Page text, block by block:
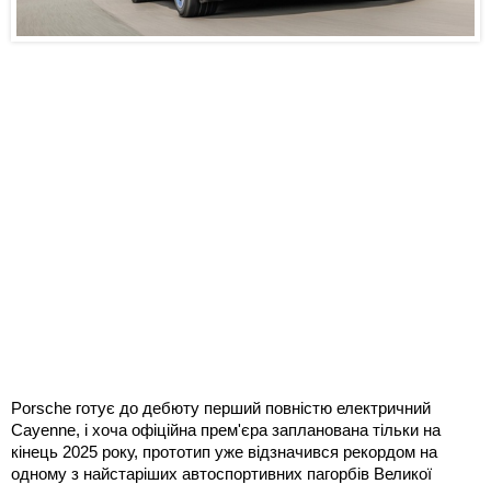
Porsche готує до дебюту перший повністю електричний
Cayenne, і хоча офіційна прем'єра запланована тільки на
кінець 2025 року, прототип уже відзначився рекордом на
одному з найстаріших автоспортивних пагорбів Великої